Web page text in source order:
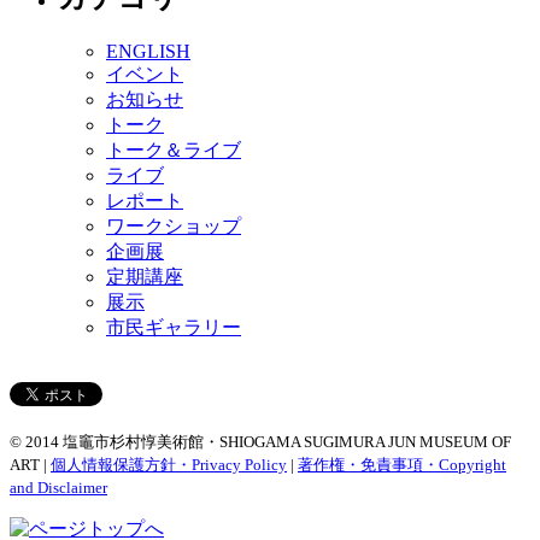
ENGLISH
イベント
お知らせ
トーク
トーク＆ライブ
ライブ
レポート
ワークショップ
企画展
定期講座
展示
市民ギャラリー
© 2014 塩竈市杉村惇美術館・SHIOGAMA SUGIMURA JUN MUSEUM OF
ART | 個人情報保護方針・Privacy Policy | 著作権・免責事項・Copyright
and Disclaimer